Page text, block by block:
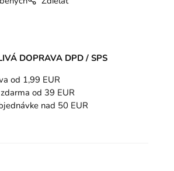
DOPRAVA DPD / SPS
od 1,99 EUR
od 39 EUR
nad 50 EUR